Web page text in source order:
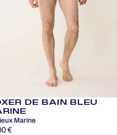
DE BAIN BLEU
Marine
€